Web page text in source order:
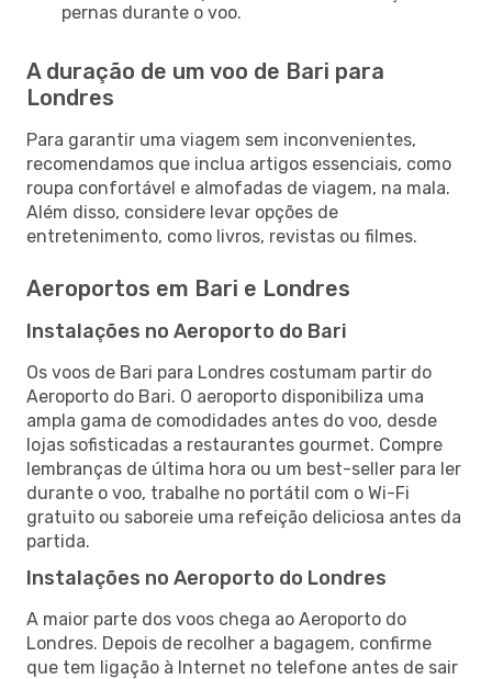
pernas durante o voo.
A duração de um voo de Bari para
Londres
Para garantir uma viagem sem inconvenientes,
recomendamos que inclua artigos essenciais, como
roupa confortável e almofadas de viagem, na mala.
Além disso, considere levar opções de
entretenimento, como livros, revistas ou filmes.
Aeroportos em Bari e Londres
Instalações no Aeroporto do Bari
Os voos de Bari para Londres costumam partir do
Aeroporto do Bari. O aeroporto disponibiliza uma
ampla gama de comodidades antes do voo, desde
lojas sofisticadas a restaurantes gourmet. Compre
lembranças de última hora ou um best-seller para ler
durante o voo, trabalhe no portátil com o Wi-Fi
gratuito ou saboreie uma refeição deliciosa antes da
partida.
Instalações no Aeroporto do Londres
A maior parte dos voos chega ao Aeroporto do
Londres. Depois de recolher a bagagem, confirme
que tem ligação à Internet no telefone antes de sair